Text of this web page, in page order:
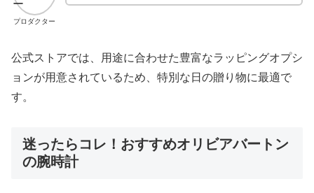
プロダクター
公式ストアでは、用途に合わせた豊富なラッピングオプシ
ョンが用意されているため、特別な日の贈り物に最適で
す。
迷ったらコレ！おすすめオリビアバートン
の腕時計